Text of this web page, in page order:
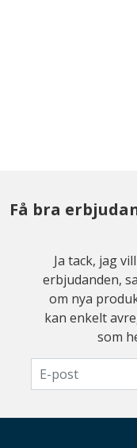
Få bra
Ja tack, jag
erbjudanden,
om nya
kan enkelt
som